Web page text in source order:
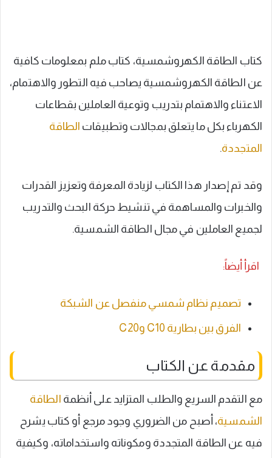
كتاب الطاقة الكهروشمسية، كتاب ملم بمعلومات كافية
عن الطاقة الكهروشمسية يصاحب فيه التطور والاهتمام،
الاعتناء والاهتمام بتدريب وتوعية العاملين بقطاعات
الكهرباء بكل ما يتعلق بمجالات وتطبيقات الطاقة
المتجددة.
وقد تم إصدار هذا الكتاب لزيادة المعرفة وتعزيز القدرات
والخبرات والمساهمة في تنشيط حركة البحث والتدريب
لجميع العاملين في مجال الطاقة الشمسية.
اقرأ أيضاً:
تصميم نظام شمسي منفصل عن الشبكة
الفرق بين بطارية C10 وC20
مقدمة عن الكتاب
مع التقدم السريع والطلب المتزايد على أنظمة الطاقة
الشمسية، أصبح من الضروري وجود مرجع أو كتاب يشرح
فيه عن الطاقة المتجددة ومكوناته واستخداماته، وكيفية